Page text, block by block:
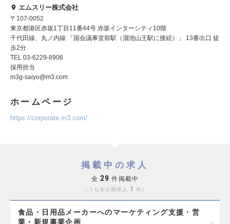
エムスリー株式会社
〒107-0052
東京都港区赤坂1丁目11番44号 赤坂インターシティ10階
千代田線、丸ノ内線 「国会議事堂前駅（溜池山王駅に接続）」 13番出口 徒
歩2分
TEL 03-6229-8906
採用担当
m3g-saiyo@m3.com
ホームページ
https://corporate.m3.com/
掲載中の求人
全 29 件掲載中
うち非公開求人 1 件
食品・日用品メーカーへのマーケティング支援・営
業・新規事業企画